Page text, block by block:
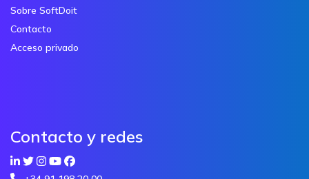
Sobre SoftDoit
Contacto
Acceso privado
Contacto y redes